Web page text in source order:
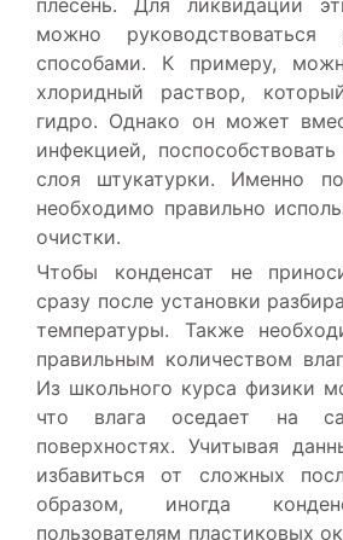
можно руководствоваться
способами. К примеру,
хлоридный раствор,
гидро. Однако он может
инфекцией,
слоя штукатурки. Именно
необходимо правильно
очистки.
Чтобы конденсат не
сразу после установки
температуры. Также
правильным количеством
Из школьного курса физики
что влага оседает на
поверхностях. Учитывая
избавиться от сложных
образом, иногда
пользователям пластиковых